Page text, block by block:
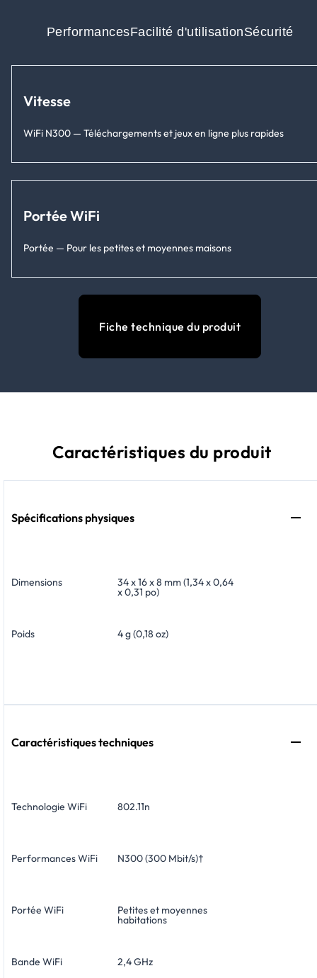
PerformancesFacilité d'utilisationSécurité
Vitesse
WiFi N300 — Téléchargements et jeux en ligne plus rapides
Portée WiFi
Portée — Pour les petites et moyennes maisons
Fiche technique du produit
Caractéristiques du produit
Spécifications physiques
Dimensions 34 x 16 x 8 mm (1,34 x 0,64
x 0,31 po)
Poids 4 g (0,18 oz)
Caractéristiques techniques
Technologie WiFi 802.11n
Performances WiFi N300 (300 Mbit/s)†
Portée WiFi Petites et moyennes
habitations
Bande WiFi 2,4 GHz